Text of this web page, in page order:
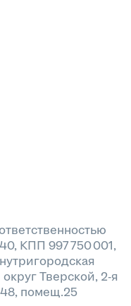
КПП 997 750 001,
Тверской, 2-я
помещ.25